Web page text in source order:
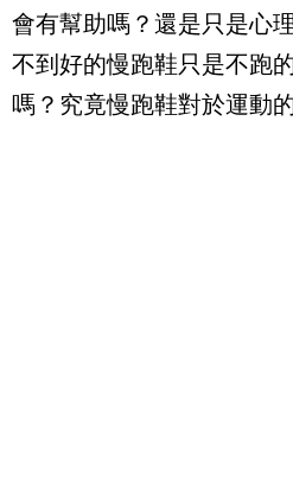
會有幫助嗎？還是只是心
不到好的慢跑鞋只是不跑
嗎？究竟慢跑鞋對於運動